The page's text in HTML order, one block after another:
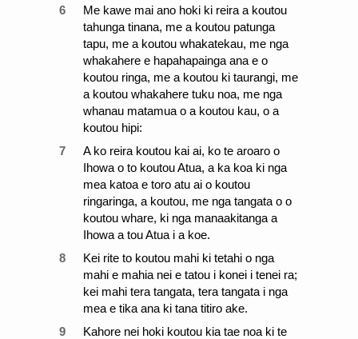
6
Me kawe mai ano hoki ki reira a koutou
tahunga tinana, me a koutou patunga
tapu, me a koutou whakatekau, me nga
whakahere e hapahapainga ana e o
koutou ringa, me a koutou ki taurangi, me
a koutou whakahere tuku noa, me nga
whanau matamua o a koutou kau, o a
koutou hipi:
7
A ko reira koutou kai ai, ko te aroaro o
Ihowa o to koutou Atua, a ka koa ki nga
mea katoa e toro atu ai o koutou
ringaringa, a koutou, me nga tangata o o
koutou whare, ki nga manaakitanga a
Ihowa a tou Atua i a koe.
8
Kei rite to koutou mahi ki tetahi o nga
mahi e mahia nei e tatou i konei i tenei ra;
kei mahi tera tangata, tera tangata i nga
mea e tika ana ki tana titiro ake.
9
Kahore nei hoki koutou kia tae noa ki te